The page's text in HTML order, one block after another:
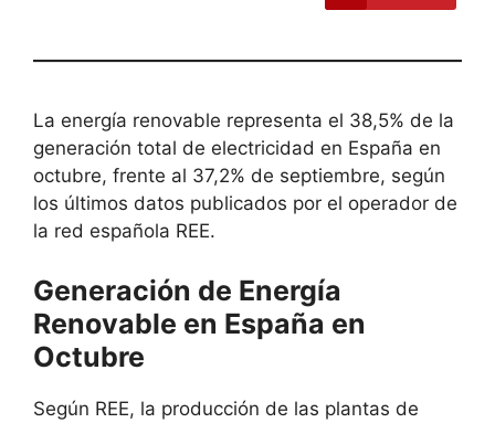
La energía renovable representa el 38,5% de la
generación total de electricidad en España en
octubre, frente al 37,2% de septiembre, según
los últimos datos publicados por el operador de
la red española REE.
Generación de Energía
Renovable en España en
Octubre
Según REE, la producción de las plantas de